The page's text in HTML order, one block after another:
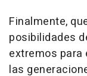
Finalmente,
posibilidades
extremos
las